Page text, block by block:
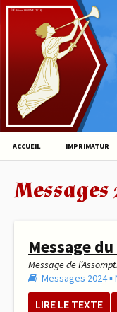
© Éditions HOVINE (2026)
ACCUEIL IMPRIMATUR
Messages
Message
Message de
Messages 2024▪︎
LIRE LE TEXTE